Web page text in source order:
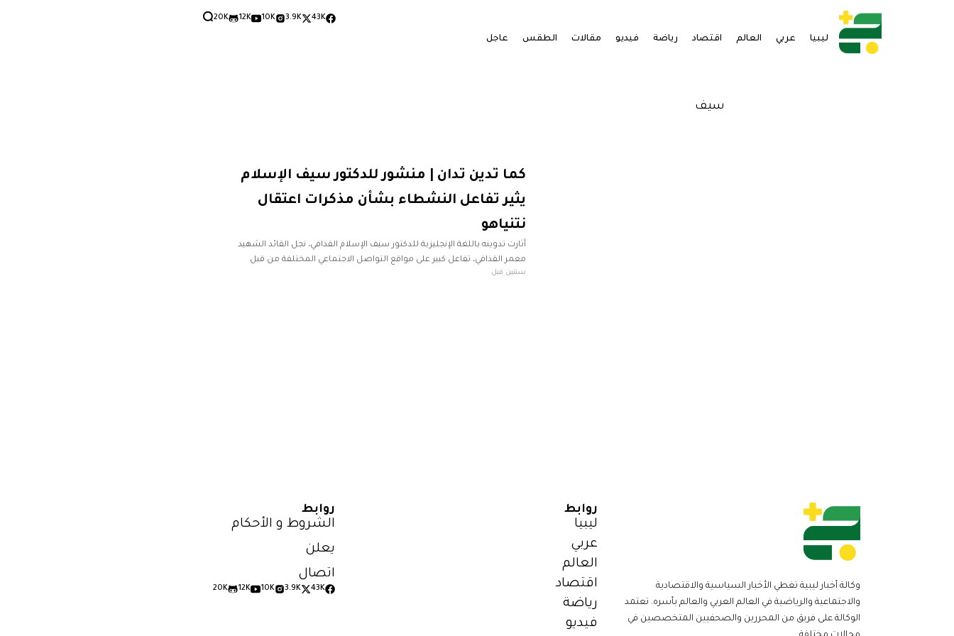
ليبيا عربي العالم اقتصاد رياضة فيديو مقالات الطقس عاجل
43K
3.9K
10K
12K
20K
سيف
كما تدين تدان | منشور للدكتور سيف الإسلام
يثير تفاعل النشطاء بشأن مذكرات اعتقال
نتنياهو
أثارت تدوينه باللغة الإنجليزية للدكتور سيف الإسلام القذافي، نجل القائد الشهيد
معمر القذافي، تفاعل كبير على مواقع التواصل الاجتماعي المختلفة من قبل
نشطاء، وذلك في سياق الحديث عن طلب الجنائية
سنتين قبل
وكالة أخبار ليبية تغطي الأخبار السياسية والاقتصادية
والاجتماعية والرياضية في العالم العربي والعالم بأسره. تعتمد
الوكالة على فريق من المحررين والصحفيين المتخصصين في
روابط
ليبيا
عربي
العالم
اقتصاد
رياضة
فيديو
روابط
الشروط و الأحكام
يعلن
اتصال
43K
3.9K
10K
12K
20K